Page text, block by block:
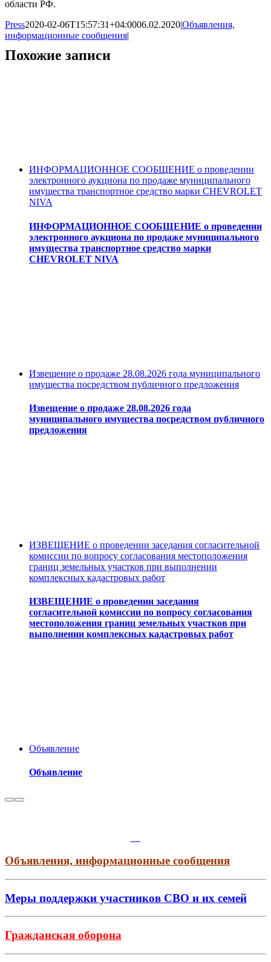
области РФ.
Press2020-02-06T15:57:31+04:0006.02.2020|Объявления,
информационные сообщения|
Похожие записи
ИНФОРМАЦИОННОЕ СООБЩЕНИЕ о проведении
электронного аукциона по продаже муниципального
имущества транспортное средство марки CHEVROLET
NIVA
ИНФОРМАЦИОННОЕ СООБЩЕНИЕ о проведении
электронного аукциона по продаже муниципального
имущества транспортное средство марки
CHEVROLET NIVA
Извещение о продаже 28.08.2026 года муниципального
имущества посредством публичного предложения
Извещение о продаже 28.08.2026 года
муниципального имущества посредством публичного
предложения
ИЗВЕЩЕНИЕ о проведении заседания согласительной
комиссии по вопросу согласования местоположения
границ земельных участков при выполнении
комплексных кадастровых работ
ИЗВЕЩЕНИЕ о проведении заседания
согласительной комиссии по вопросу согласования
местоположения границ земельных участков при
выполнении комплексных кадастровых работ
Объявление
Объявление
Объявления, информационные сообщения
Меры поддержки участников СВО и их семей
Гражданская оборона